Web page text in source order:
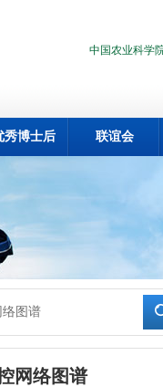
中国农业科学
秀博士后 联谊会
络图谱
网络图谱